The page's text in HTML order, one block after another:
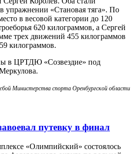
упражнении «Становая тяга». По
в весовой категории до 120
620 килограммов, а Сергей
трех движений 455 килограммов
килограммов.
в ЦРТДЮ «Созвездие» под
Министерства спорта Оренбургской области
путевку в финал
«Олимпийский» состоялось